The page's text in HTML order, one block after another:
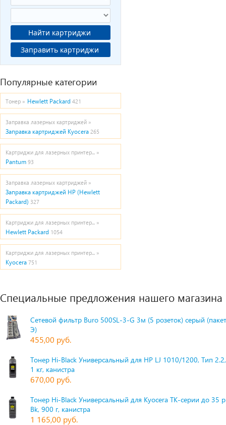
Найти картриджи
Заправить картриджи
Популярные категории
Тонер » Hewlett Packard 421
Заправка лазерных картриджей »
Заправка картриджей Kyocera 265
Картриджи для лазерных принтер... »
Pantum 93
Заправка лазерных картриджей »
Заправка картриджей HP (Hewlett
Packard) 327
Картриджи для лазерных принтер... »
Hewlett Packard 1054
Картриджи для лазерных принтер... »
Kyocera 751
Специальные предложения нашего магазина
Сетевой фильтр Buro 500SL-3-G 3м (5 розеток) серый
Э)
455,00 руб.
Тонер Hi-Black Универсальный для HP LJ 1010/1200, Тип
1 кг, канистра
670,00 руб.
Тонер Hi-Black Универсальный для Kyocera TK-серии до 35
Bk, 900 г, канистра
1 165,00 руб.